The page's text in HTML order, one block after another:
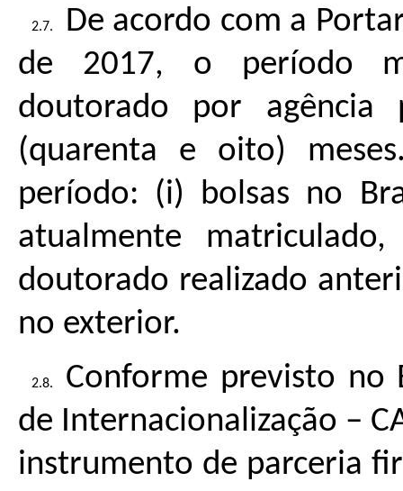
De acordo com a
de 2017, o período
doutorado por
(quarenta e oito)
período: (i) bolsas no
atualmente
doutorado realizado
no exterior.
Conforme previsto no
de Internacionalização –
instrumento de parceria